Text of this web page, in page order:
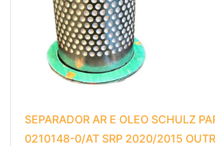
SEPARADOR AR E OLEO SCHULZ
0210148-0/AT SRP 2020/2015